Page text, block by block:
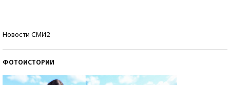
Новости СМИ2
ФОТОИСТОРИИ